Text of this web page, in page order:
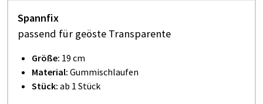
Spannfix
passend für geöste Transparente
Größe: 19 cm
Material: Gummischlaufen
Stück: ab 1 Stück